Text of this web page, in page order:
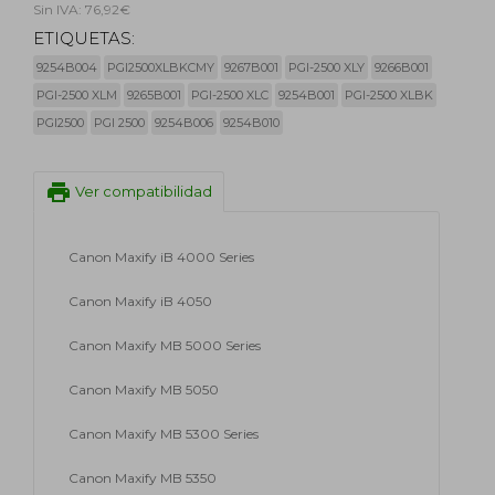
Sin IVA: 76,92€
ETIQUETAS:
9254B004 PGI2500XLBKCMY 9267B001 PGI-2500 XLY
9266B001
PGI-2500 XLM
9265B001 PGI-2500 XLC 9254B001
PGI-2500 XLBK
PGI2500
PGI 2500 9254B006 9254B010
print Ver compatibilidad
Canon Maxify iB 4000 Series
Canon Maxify iB 4050
Canon Maxify MB 5000 Series
Canon Maxify MB 5050
Canon Maxify MB 5300 Series
Canon Maxify MB 5350